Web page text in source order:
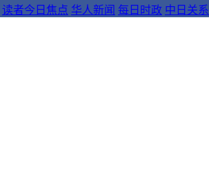
读者今日焦点 华人新闻 每日时政 中日关系